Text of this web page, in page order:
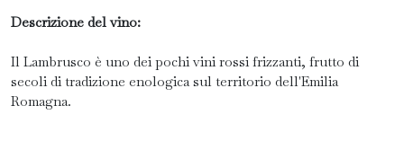
Descrizione del vino:
Il Lambrusco è uno dei pochi vini rossi frizzanti, frutto di
secoli di tradizione enologica sul territorio dell'Emilia
Romagna.